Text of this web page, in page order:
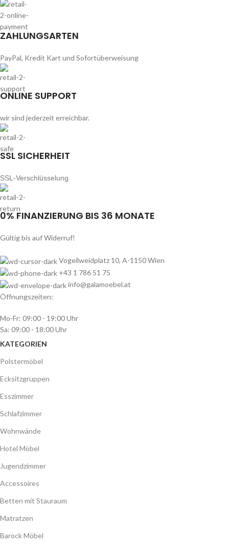
SSL-Verschlüsselung
0% FINANZIERUNG BIS 36 MONATE
Gültig bis auf Widerruf!
+43 1 786 51 75
Öffnungszeiten:
Mo-Fr: 09:00 - 19:00 Uhr
KATEGORIEN
Ecksitzgruppen
Esszimmer
Schlafzimmer
Wohnwände
Hotel Möbel
Accessoires
Betten mit Stauraum
Matratzen
Barock Möbel
Austellungsstücke
MEIN KONTO
Meine Benutzerdaten
Meine Bestellungen
Mein Merkzettel
SERVICE
FAQ´S
Gutschein
GALA MÖBEL